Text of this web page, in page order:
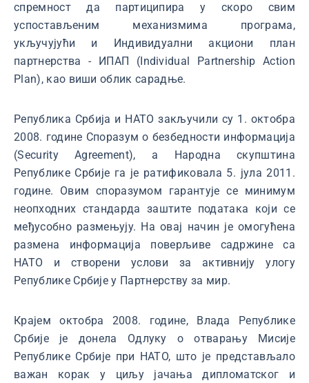
спремност да партиципира у скоро свим
успостављеним механизмима програма,
укључујући и Индивидуални акциони план
партнерства - ИПАП (Individual Partnership Action
Plan), као виши облик сарадње.
Република Србија и НАТО закључили су 1. октобра
2008. године Споразум о безбедности информација
(Security Agreement), а Народна скупштина
Републике Србије га је ратификовала 5. јула 2011.
године. Овим споразумом гарантује се минимум
неопходних стандарда заштите података који се
међусобно размењују. На овај начин је омогућена
размена информација поверљиве садржине са
НАТО и створени услови за активнију улогу
Републике Србије у Партнерству за мир.
Крајем октобра 2008. године, Влада Републике
Србије је донела Одлуку о отварању Мисије
Републике Србије при НАТО, што је представљало
важан корак у циљу јачања дипломатског и